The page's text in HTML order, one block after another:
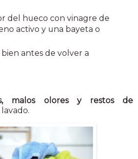
del hueco con vinagre de
activo y una bayeta o
antes de volver a
malos olores y restos de